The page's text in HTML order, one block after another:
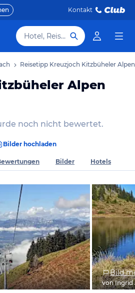
Kontakt
Hotel, Reiseziel
Reisetipp Kreuzjoch Kitzbüheler Alpen
Alpen
noch nicht bewertet.
Bilder hochladen
Bilder Hotels
Bild
von Ingrid